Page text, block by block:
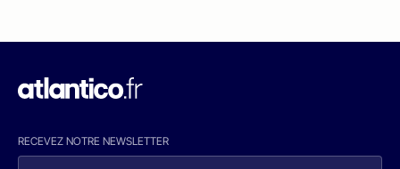
RECEVEZ NOTRE NEWSLETTER